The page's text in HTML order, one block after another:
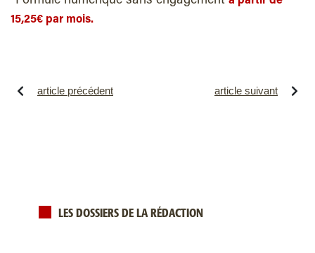
15,25€ par mois.
article précédent article suivant
LES DOSSIERS DE LA RÉDACTION